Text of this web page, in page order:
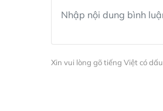
Xin vui lòng gõ tiếng Việt có dấu